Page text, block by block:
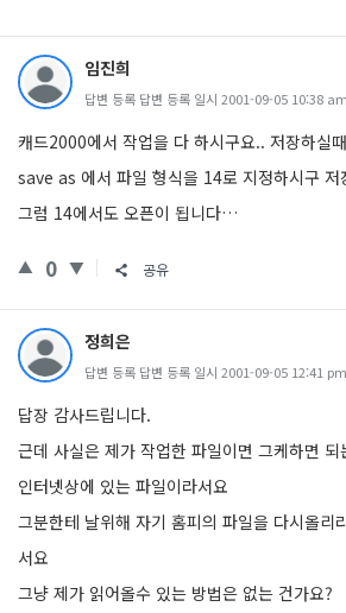
임진희
답변 등록 답변 등록 일시 2001-09-05 10:38 am
캐드2000에서 작업을 다 하시구요.. 저장하실
save as 에서 파일 형식을 14로 지정하시구 저
그럼 14에서도 오픈이 됩니다…
0 공유
정희은
답변 등록 답변 등록 일시 2001-09-05 12:41 pm
답장 감사드립니다.
근데 사실은 제가 작업한 파일이면 그케하면 되
인터넷상에 있는 파일이라서요
그분한테 날위해 자기 홈피의 파일을 다시올리
서요
그냥 제가 읽어올수 있는 방법은 없는 건가요?